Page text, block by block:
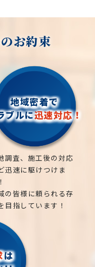
ち、もみの木、どん
、もみじ、柿の木、
キ、コニファー、
チナシ、ナンテン、
デカシワ、マキの
ハダ、いちじく、椰
葉、シマトネリコ、
木、柿、みかん、グ
ーンベリー、ヤマボ
モチ、ベニカナメ、
コデマリ
お約束
地域密着で
ブルに迅速対応！
調査、施工後の対応
迅速に駆けつけま
の皆様に頼られる存
目指しています！
は